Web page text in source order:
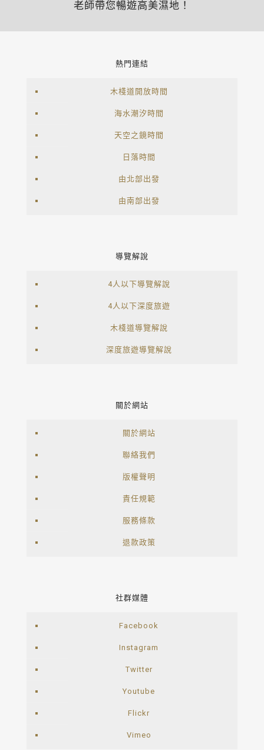
老師帶您暢遊高美濕地！
熱門連結
木棧道開放時間
海水潮汐時間
天空之鏡時間
日落時間
由北部出發
由南部出發
導覽解說
4人以下導覽解說
4人以下深度旅遊
木棧道導覽解說
深度旅遊導覽解說
關於網站
關於網站
聯絡我們
版權聲明
責任規範
服務條款
退款政策
社群媒體
Facebook
Instagram
Twitter
Youtube
Flickr
Vimeo